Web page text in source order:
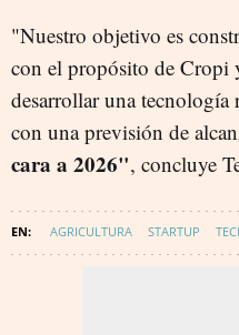
"Nuestro objetivo es
con el propósito de Cropi
desarrollar una
con una previsión de
cara a 2026", concluye
AGRICULTURA STARTUP